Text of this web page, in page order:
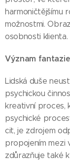
harmoničtějšímu
možnostmi.
osobnosti klienta.
Význam
Lidská duše
psychickou
kreativní proces,
psychické
cit, je zdrojem
propojením mezi
zdůrazňuje také